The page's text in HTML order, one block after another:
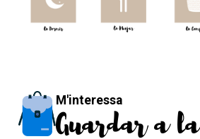
M'interessa
Guardar a